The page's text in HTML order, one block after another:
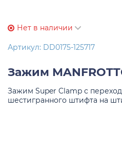
Нет в наличии
Артикул: DD0175-125717
Зажим
Зажим Super Clamp с
шестигранного штифта на